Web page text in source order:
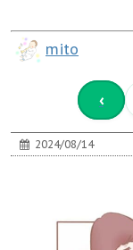
mito
‹
2024/08/14